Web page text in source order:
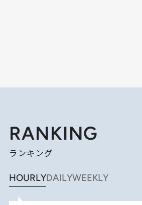
RANKING
ランキング
HOURLYDAILYWEEKLY